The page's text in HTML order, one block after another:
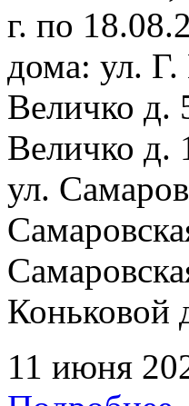
г. по
дома: ул.
Величко д.
Величко д.
ул.
Коньковой
11 июня